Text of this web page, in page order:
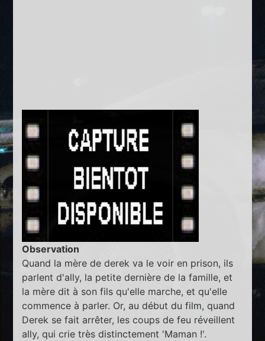
Observation
Quand la mère de derek va le voir en prison, ils
parlent d'ally, la petite dernière de la famille, et
la mère dit à son fils qu'elle marche, et qu'elle
commence à parler. Or, au début du film, quand
Derek se fait arrêter, les coups de feu réveillent
ally, qui crie très distinctement 'Maman !'.